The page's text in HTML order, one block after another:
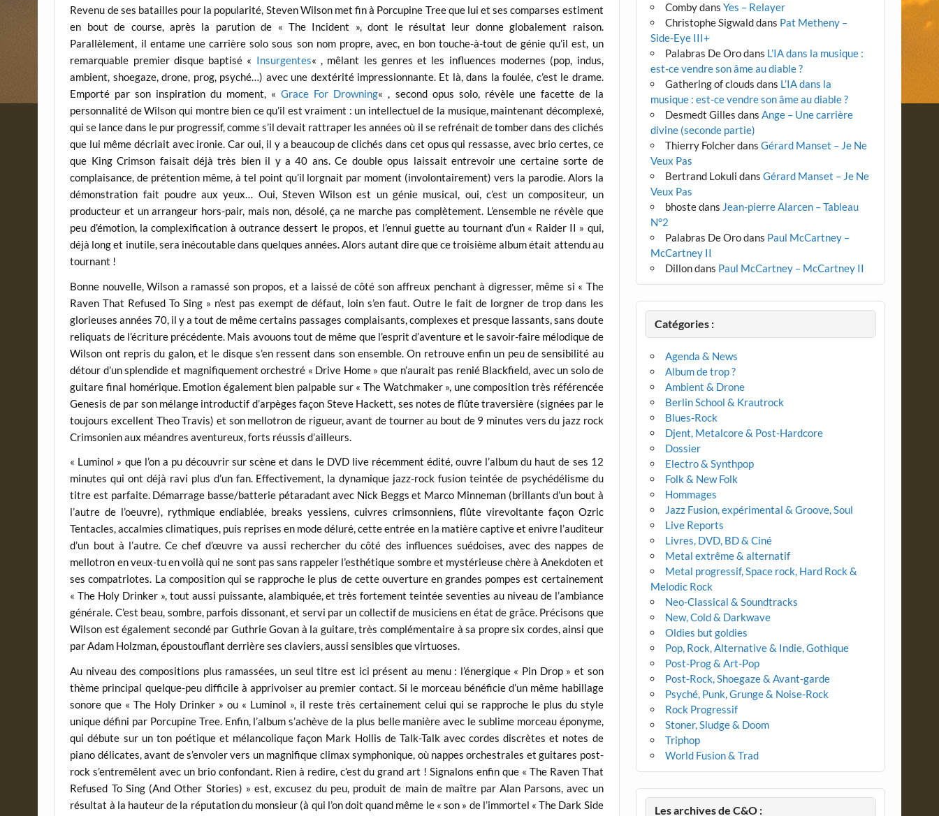
Revenu de ses batailles pour la popularité, Steven Wilson met fin à Porcupine Tree que lui et ses comparses estiment
en bout de course, après la parution de « The Incident », dont le résultat leur donne globalement raison.
Parallèlement, il entame une carrière solo sous son nom propre, avec, en bon touche-à-tout de génie qu’il est, un
remarquable premier disque baptisé « Insurgentes« , mêlant les genres et les influences modernes (pop, indus,
ambient, shoegaze, drone, prog, psyché…) avec une dextérité impressionnante. Et là, dans la foulée, c’est le drame.
Emporté par son inspiration du moment, «Grace For Drowning« , second opus solo, révèle une facette de la
personnalité de Wilson qui montre bien ce qu’il est vraiment : un intellectuel de la musique, maintenant décomplexé,
qui se lance dans le pur progressif, comme s’il devait rattraper les années où il se refrénait de tomber dans des clichés
que lui même décriait avec ironie. Car oui, il y a beaucoup de clichés dans cet opus qui ressasse, avec brio certes, ce
que King Crimson faisait déjà très bien il y a 40 ans. Ce double opus laissait entrevoir une certaine sorte de
complaisance, de prétention même, à tel point qu’il lorgnait par moment (involontairement) vers la parodie. Alors la
démonstration fait poudre aux yeux… Oui, Steven Wilson est un génie musical, oui, c’est un compositeur, un
producteur et un arrangeur hors-pair, mais non, désolé, ça ne marche pas complètement. L’ensemble ne révèle que
peu d’émotion, la complexification à outrance dessert le propos, et l’ennui guette au tournant d’un « Raider II » qui,
déjà long et inutile, sera inécoutable dans quelques années. Alors autant dire que ce troisième album était attendu au
tournant !
Bonne nouvelle, Wilson a ramassé son propos, et a laissé de côté son affreux penchant à digresser, même si « The
Raven That Refused To Sing » n’est pas exempt de défaut, loin s’en faut. Outre le fait de lorgner de trop dans les
glorieuses années 70, il y a tout de même certains passages complaisants, complexes et presque lassants, sans doute
reliquats de l’écriture précédente. Mais avouons tout de même que l’esprit d’aventure et le savoir-faire mélodique de
Wilson ont repris du galon, et le disque s’en ressent dans son ensemble. On retrouve enfin un peu de sensibilité au
détour d’un splendide et magnifiquement orchestré « Drive Home » que n’aurait pas renié Blackfield, avec un solo de
guitare final homérique. Emotion également bien palpable sur « The Watchmaker », une composition très référencée
Genesis de par son mélange introductif d’arpèges façon Steve Hackett, ses notes de flûte traversière (signées par le
toujours excellent Theo Travis) et son mellotron de rigueur, avant de tourner au bout de 9 minutes vers du jazz rock
Crimsonien aux méandres aventureux, forts réussis d’ailleurs.
« Luminol » que l’on a pu découvrir sur scène et dans le DVD live récemment édité, ouvre l’album du haut de ses 12
minutes qui ont déjà ravi plus d’un fan. Effectivement, la dynamique jazz-rock fusion teintée de psychédélisme du
titre est parfaite. Démarrage basse/batterie pétaradant avec Nick Beggs et Marco Minneman (brillants d’un bout à
l’autre de l’oeuvre), rythmique endiablée, breaks yessiens, cuivres crimsonniens, flûte virevoltante façon Ozric
Tentacles, accalmies climatiques, puis reprises en mode déluré, cette entrée en la matière captive et enivre l’auditeur
d’un bout à l’autre. Ce chef d’œuvre va aussi rechercher du côté des influences suédoises, avec des nappes de
mellotron en veux-tu en voilà qui ne sont pas sans rappeler l’esthétique sombre et mystérieuse chère à Anekdoten et
ses compatriotes. La composition qui se rapproche le plus de cette ouverture en grandes pompes est certainement
« The Holy Drinker », tout aussi puissante, alambiquée, et très fortement teintée seventies au niveau de l’ambiance
générale. C’est beau, sombre, parfois dissonant, et servi par un collectif de musiciens en état de grâce. Précisons que
Wilson est également secondé par Guthrie Govan à la guitare, très complémentaire à sa propre six cordes, ainsi que
par Adam Holzman, époustouflant derrière ses claviers, aussi sensibles que virtuoses.
Au niveau des compositions plus ramassées, un seul titre est ici présent au menu : l’énergique « Pin Drop » et son
thème principal quelque-peu difficile à apprivoiser au premier contact. Si le morceau bénéficie d’un même habillage
sonore que « The Holy Drinker » ou « Luminol », il reste très certainement celui qui se rapproche le plus du style
unique défini par Porcupine Tree. Enfin, l’album s’achève de la plus belle manière avec le sublime morceau éponyme,
qui débute sur un ton poétique et mélancolique façon Mark Hollis de Talk-Talk avec cordes discrètes et notes de
piano délicates, avant de s’envoler vers un magnifique climax symphonique, où nappes orchestrales et guitares post-
rock s’entremêlent avec un brio confondant. Rien à redire, c’est du grand art ! Signalons enfin que « The Raven That
Refused To Sing (And Other Stories) » est, excusez du peu, produit de main de maître par Alan Parsons, avec un
résultat à la hauteur de la réputation du monsieur (à qui l’on doit quand même le « son » de l’immortel « The Dark Side
CombydansYes – Relayer
Christophe Sigwalddans Pat Metheny –
Side-Eye III+
Palabras De Orodans L’IA dans la musique :
est-ce vendre son âme au diable ?
Gathering of clouds dans L’IA dans la
musique : est-ce vendre son âme au diable ?
Desmedt Gilles dansAnge – Une carrière
divine (seconde partie)
Thierry FolcherdansGérard Manset – Je Ne
Veux Pas
Bertrand Lokuli dansGérard Manset – Je Ne
Veux Pas
bhostedans Jean-pierre Alarcen – Tableau
N°2
Palabras De Orodans Paul McCartney –
McCartney II
Dillondans Paul McCartney – McCartney II
Catégories :
Agenda & News
Album de trop ?
Ambient & Drone
Berlin School & Krautrock
Blues-Rock
Djent, Metalcore & Post-Hardcore
Dossier
Electro & Synthpop
Folk & New Folk
Hommages
Jazz Fusion, expérimental & Groove, Soul
Live Reports
Livres, DVD, BD & Ciné
Metal extrême & alternatif
Metal progressif, Space rock, Hard Rock &
Melodic Rock
Neo-Classical & Soundtracks
New, Cold & Darkwave
Oldies but goldies
Pop, Rock, Alternative & Indie, Gothique
Post-Prog & Art-Pop
Post-Rock, Shoegaze & Avant-garde
Psyché, Punk, Grunge & Noise-Rock
Rock Progressif
Stoner, Sludge & Doom
Triphop
World Fusion & Trad
Les archives de C&O :